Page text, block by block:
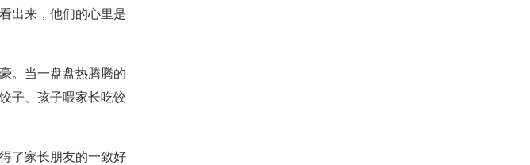
出来，他们的心里是
。当一盘盘热腾腾的
子、孩子喂家长吃饺
了家长朋友的一致好